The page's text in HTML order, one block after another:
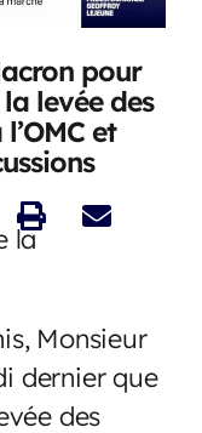
pour
levée des
et
la
Monsieur
dernier que
des